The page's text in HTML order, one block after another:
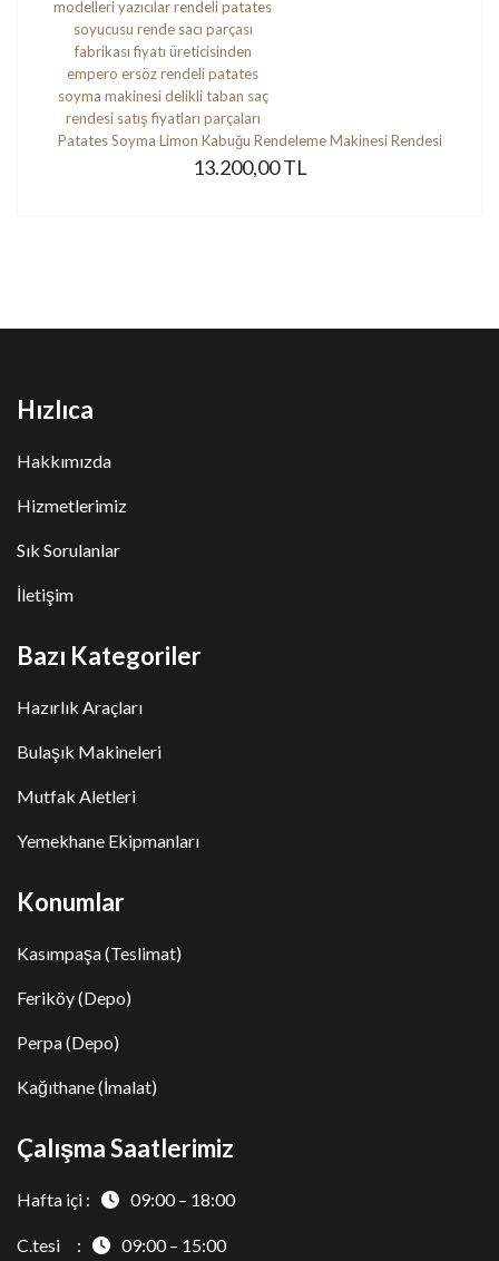
Patates Soyma Limon Kabuğu Rendeleme Makinesi Rendesi
13.200,00 TL
Hızlıca
Hakkımızda
Hizmetlerimiz
Sık Sorulanlar
İletişim
Bazı Kategoriler
Hazırlık Araçları
Bulaşık Makineleri
Mutfak Aletleri
Yemekhane Ekipmanları
Konumlar
Kasımpaşa (Teslimat)
Feriköy (Depo)
Perpa (Depo)
Kağıthane (İmalat)
Çalışma Saatlerimiz
Hafta içi : 09:00 – 18:00
C.tesi : 09:00 – 15:00